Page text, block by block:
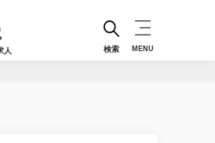
人 検索 MENU